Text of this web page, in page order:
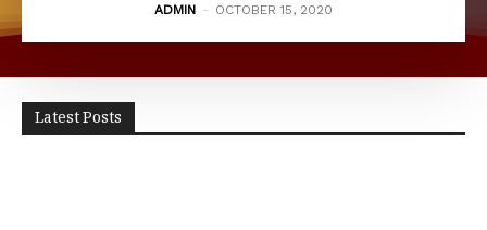
ADMIN - OCTOBER 15, 2020
Latest Posts